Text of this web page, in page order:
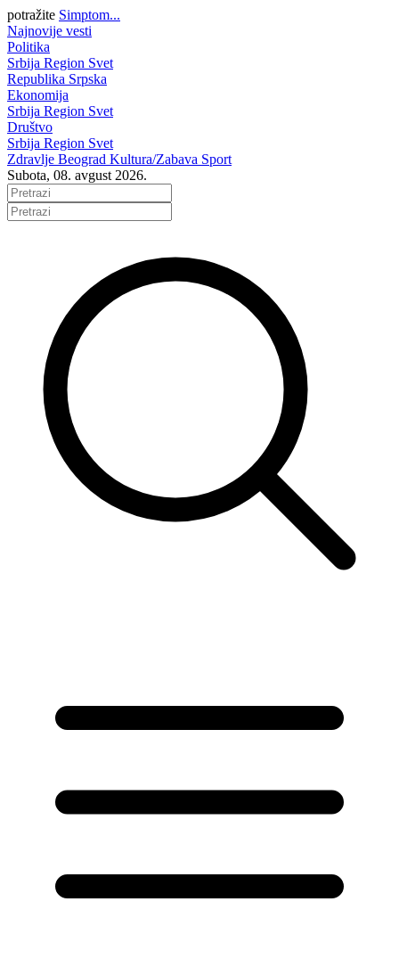
potražite Simptom...
Najnovije vesti
Politika
Srbija Region Svet
Republika Srpska
Ekonomija
Srbija Region Svet
Društvo
Srbija Region Svet
Zdravlje Beograd Kultura/Zabava Sport
Subota, 08. avgust 2026.